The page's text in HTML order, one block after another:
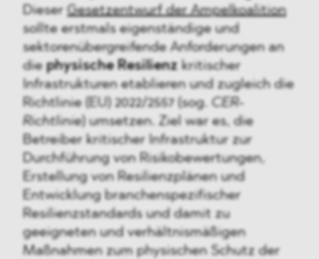
Dieser Gesetzentwurf der Ampelkoalition
sollte erstmals eigenständige und
sektorenübergreifende Anforderungen an
diephysische Resilienz kritischer
Infrastrukturen etablieren und zugleich die
Richtlinie (EU) 2022/2557 (sog. CER-
Richtlinie ) umsetzen. Ziel war es, die
Betreiber kritischer Infrastruktur zur
Durchführung von Risikobewertungen,
Erstellung von Resilienzplänen und
Entwicklung branchenspezifischer
Resilienzstandards und damit zu
geeigneten und verhältnismäßigen
Maßnahmen zum physischen Schutz der